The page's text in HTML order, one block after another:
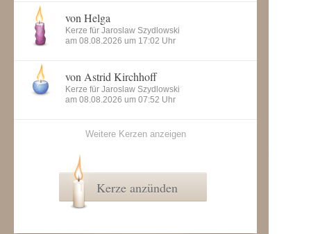
von Helga
Kerze für Jaroslaw Szydlowski
am 08.08.2026 um 17:02 Uhr
von Astrid Kirchhoff
Kerze für Jaroslaw Szydlowski
am 08.08.2026 um 07:52 Uhr
Weitere Kerzen anzeigen
Kerze anzünden